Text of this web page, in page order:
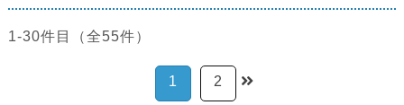
1-30件目（全55件）
1 2